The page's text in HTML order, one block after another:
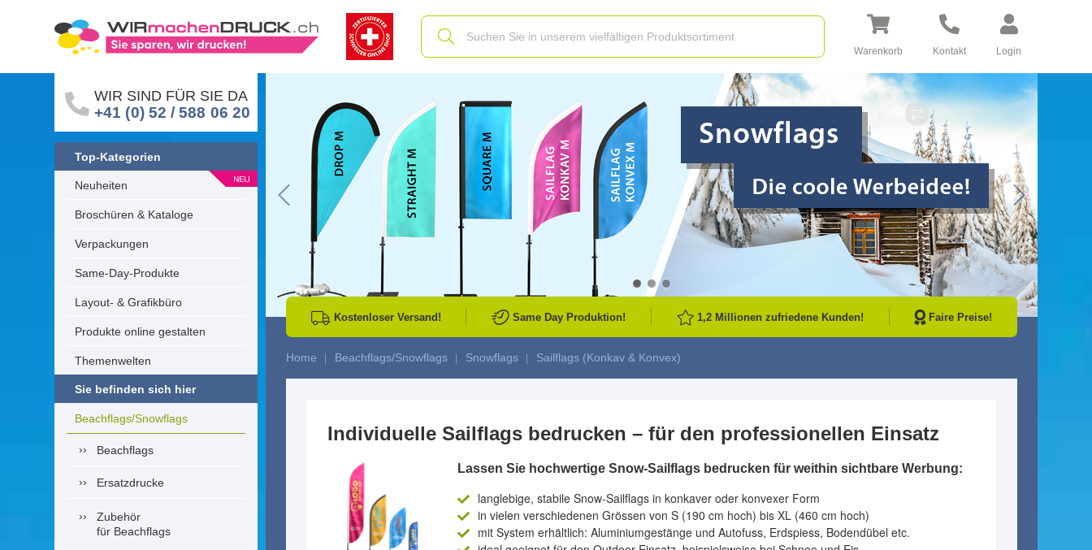
Warenkorb Kontakt Login
WIR SIND FÜR SIE DA
+41 (0) 52 / 588 06 20
Top-Kategorien
Neuheiten
Broschüren & Kataloge
Verpackungen
Same-Day-Produkte
Layout- & Grafikbüro
Produkte online gestalten
Themenwelten
Sie befinden sich hier
Beachflags/Snowflags
Beachflags
Ersatzdrucke
Zubehör
für Beachflags
Go to Previous Slide Go to Next
Kostenloser Versand! Same Day Produktion! 1,2 Millionen zufriedene Kunden! Faire Preise!
Home Beachflags/Snowflags Snowflags Sailflags (Konkav & Konvex)
Individuelle Sailflags bedrucken – für den professionellen Einsatz
Lassen Sie hochwertige Snow-Sailflags bedrucken für weithin sichtbare Werbung:
langlebige, stabile Snow-Sailflags in konkaver oder konvexer Form
in vielen verschiedenen Grössen von S (190 cm hoch) bis XL (460 cm hoch)
mit System erhältlich: Aluminiumgestänge und Autofuss, Erdspiess, Bodendübel etc.